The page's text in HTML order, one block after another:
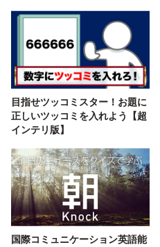
目指せツッコミスター！お題に
正しいツッコミを入れよう【超
インテリ版】
国際コミュニケーション英語能